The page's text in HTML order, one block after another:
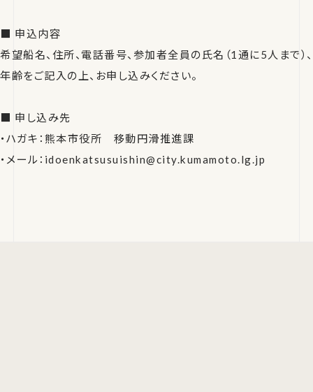
■ 申込内容
希望船名、住所、電話番号、参加者全員の氏名（1通に5人まで）、
年齢をご記入の上、お申し込みください。
■ 申し込み先
・ハガキ：熊本市役所 移動円滑推進課
・メール：idoenkatsusuishin@city.kumamoto.lg.jp